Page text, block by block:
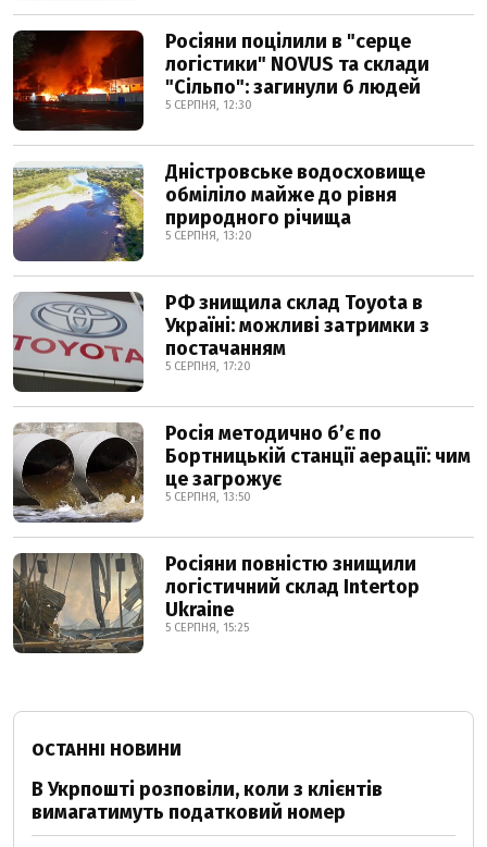
Росіяни поцілили в "серце
логістики" NOVUS та склади
"Сільпо": загинули 6 людей
5 СЕРПНЯ, 12:30
Дністровське водосховище
обміліло майже до рівня
природного річища
5 СЕРПНЯ, 13:20
РФ знищила склад Toyota в
Україні: можливі затримки з
постачанням
5 СЕРПНЯ, 17:20
Росія методично б’є по
Бортницькій станції аерації: чим
це загрожує
5 СЕРПНЯ, 13:50
Росіяни повністю знищили
логістичний склад Intertop
Ukraine
5 СЕРПНЯ, 15:25
ОСТАННІ НОВИНИ
В Укрпошті розповіли, коли з клієнтів
вимагатимуть податковий номер